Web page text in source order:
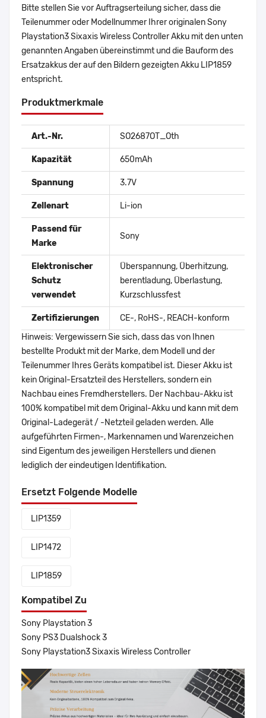
Bitte stellen Sie vor Auftragserteilung sicher, dass die
Teilenummer oder Modellnummer Ihrer originalen Sony
Playstation3 Sixaxis Wireless Controller Akku mit den unten
genannten Angaben übereinstimmt und die Bauform des
Ersatzakkus der auf den Bildern gezeigten Akku LIP1859
entspricht.
Produktmerkmale
Art.-Nr. SO2687OT_Oth
Kapazität 650mAh
Spannung 3.7V
Zellenart Li-ion
Passend für
Marke
Sony
Elektronischer
Schutz
verwendet
Überspannung, Überhitzung,
berentladung, Überlastung,
Kurzschlussfest
Zertifizierungen
CE-, RoHS-, REACH-konform
Hinweis: Vergewissern Sie sich, dass das von Ihnen
bestellte Produkt mit der Marke, dem Modell und der
Teilenummer Ihres Geräts kompatibel ist. Dieser Akku ist
kein Original-Ersatzteil des Herstellers, sondern ein
Nachbau eines Fremdherstellers. Der Nachbau-Akku ist
100% kompatibel mit dem Original-Akku und kann mit dem
Original-Ladegerät / -Netzteil geladen werden. Alle
aufgeführten Firmen-, Markennamen und Warenzeichen
sind Eigentum des jeweiligen Herstellers und dienen
lediglich der eindeutigen Identifikation.
Ersetzt Folgende Modelle
LIP1359
LIP1472
LIP1859
Kompatibel Zu
Sony Playstation 3
Sony PS3 Dualshock 3
Sony Playstation3 Sixaxis Wireless Controller